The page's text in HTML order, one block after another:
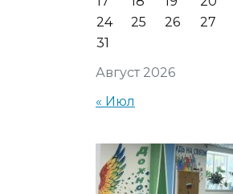
Август 2026
24
25 26 27
31
« Июл